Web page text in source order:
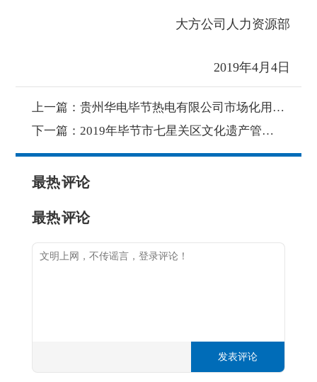
大方公司人力资源部
2019年4月4日
上一篇： 贵州华电毕节热电有限公司市场化用工公开招聘公告
下一篇： 2019年毕节市七星关区文化遗产管理局招聘2名解说员的公告（4月25-5月26日报名）
最热评论
最热评论
发表评论